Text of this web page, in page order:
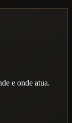
e onde atua.